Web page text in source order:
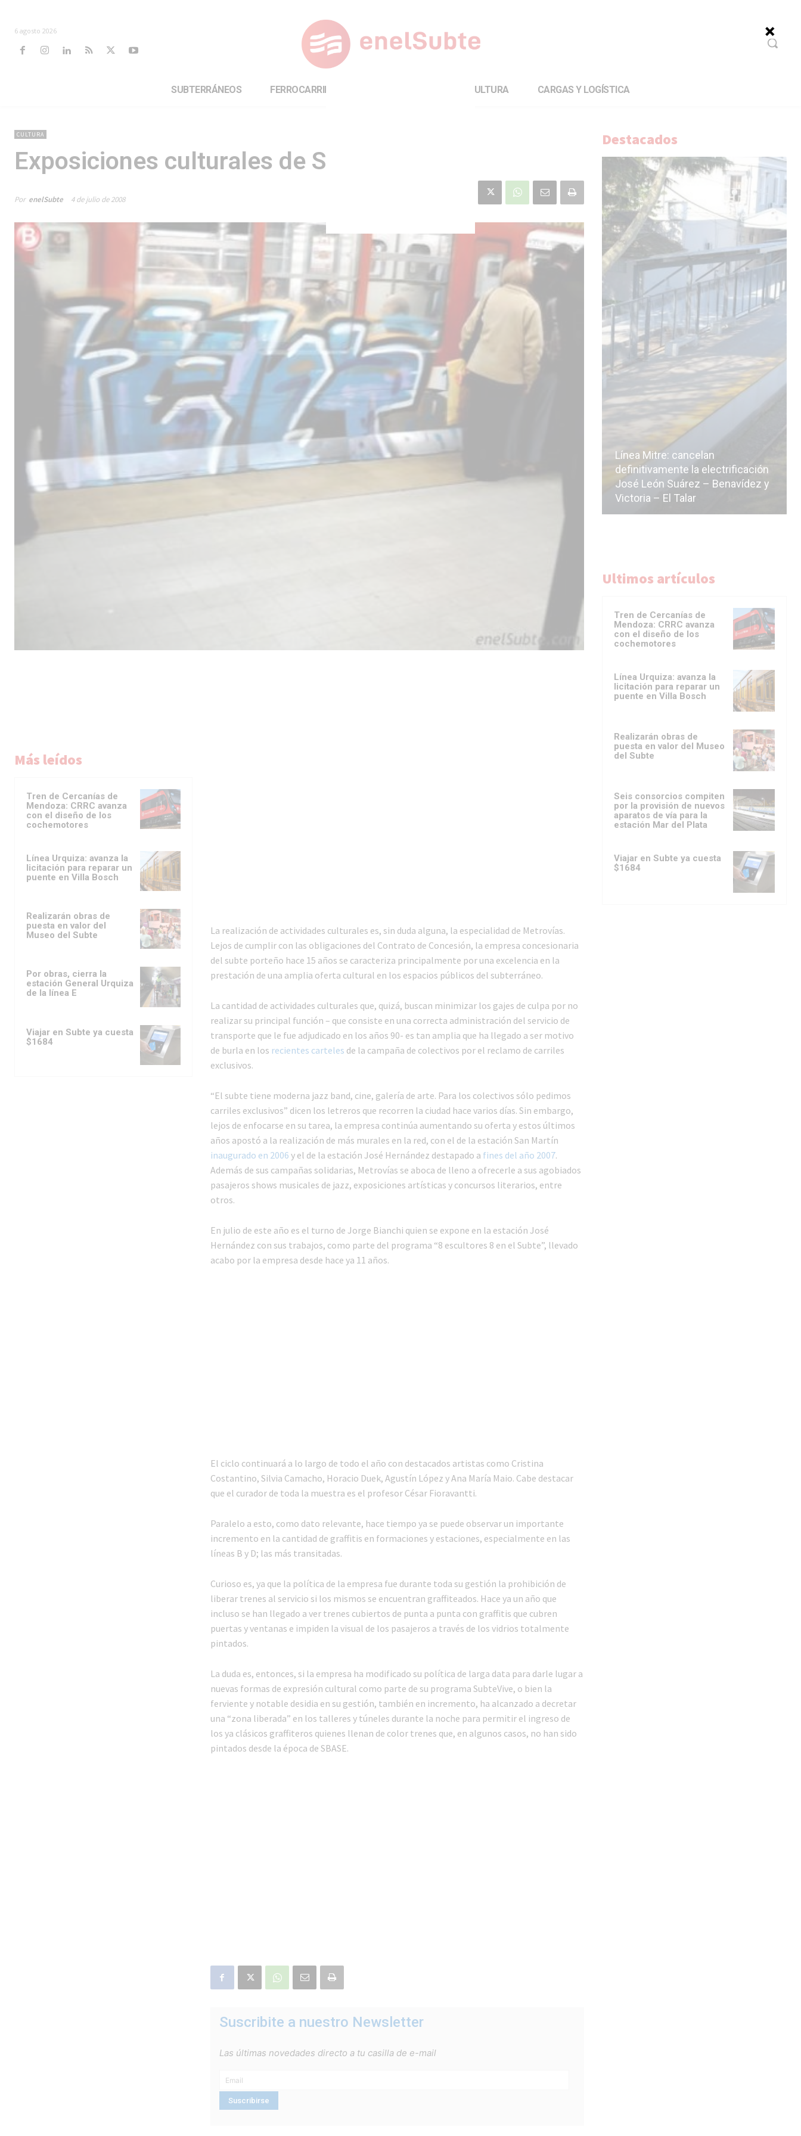
6 agosto 2026
SUBTERRÁNEOS FERROCARRILES CULTURA CARGAS Y LOGÍSTICA
CULTURA
Exposiciones culturales de SubteVive
Por enelSubte 4 de julio de 2008
Más leídos
Tren de Cercanías de
Mendoza: CRRC avanza
con el diseño de los
cochemotores
Línea Urquiza: avanza la
licitación para reparar un
puente en Villa Bosch
Realizarán obras de
puesta en valor del
Museo del Subte
Por obras, cierra la
estación General Urquiza
de la línea E
Viajar en Subte ya cuesta
$1684
La realización de actividades culturales es, sin duda alguna, la especialidad de Metrovías.
Lejos de cumplir con las obligaciones del Contrato de Concesión, la empresa concesionaria
del subte porteño hace 15 años se caracteriza principalmente por una excelencia en la
prestación de una amplia oferta cultural en los espacios públicos del subterráneo.
La cantidad de actividades culturales que, quizá, buscan minimizar los gajes de culpa por no
realizar su principal función – que consiste en una correcta administración del servicio de
transporte que le fue adjudicado en los años 90- es tan amplia que ha llegado a ser motivo
de burla en los recientes carteles de la campaña de colectivos por el reclamo de carriles
exclusivos.
“El subte tiene moderna jazz band, cine, galería de arte. Para los colectivos sólo pedimos
carriles exclusivos” dicen los letreros que recorren la ciudad hace varios días. Sin embargo,
lejos de enfocarse en su tarea, la empresa continúa aumentando su oferta y estos últimos
años apostó a la realización de más murales en la red, con el de la estación San Martín
inaugurado en 2006 y el de la estación José Hernández destapado a fines del año 2007.
Además de sus campañas solidarias, Metrovías se aboca de lleno a ofrecerle a sus agobiados
pasajeros shows musicales de jazz, exposiciones artísticas y concursos literarios, entre
otros.
En julio de este año es el turno de Jorge Bianchi quien se expone en la estación José
Hernández con sus trabajos, como parte del programa “8 escultores 8 en el Subte”, llevado
acabo por la empresa desde hace ya 11 años.
El ciclo continuará a lo largo de todo el año con destacados artistas como Cristina
Costantino, Silvia Camacho, Horacio Duek, Agustín López y Ana María Maio. Cabe destacar
que el curador de toda la muestra es el profesor César Fioravantti.
Paralelo a esto, como dato relevante, hace tiempo ya se puede observar un importante
incremento en la cantidad de graffitis en formaciones y estaciones, especialmente en las
líneas B y D; las más transitadas.
Curioso es, ya que la política de la empresa fue durante toda su gestión la prohibición de
liberar trenes al servicio si los mismos se encuentran graffiteados. Hace ya un año que
incluso se han llegado a ver trenes cubiertos de punta a punta con graffitis que cubren
puertas y ventanas e impiden la visual de los pasajeros a través de los vidrios totalmente
pintados.
La duda es, entonces, si la empresa ha modificado su política de larga data para darle lugar a
nuevas formas de expresión cultural como parte de su programa SubteVive, o bien la
ferviente y notable desidia en su gestión, también en incremento, ha alcanzado a decretar
una “zona liberada” en los talleres y túneles durante la noche para permitir el ingreso de
los ya clásicos graffiteros quienes llenan de color trenes que, en algunos casos, no han sido
pintados desde la época de SBASE.
Suscribite a nuestro Newsletter
Las últimas novedades directo a tu casilla de e-mail
Destacados
Malestar en el sector privado por
de baja la construcción de la
Línea Mitre: cancelan
definitivamente la electrificación
José León Suárez – Benavídez y
Victoria – El Talar
Ultimos artículos
Tren de Cercanías de
Mendoza: CRRC avanza
con el diseño de los
cochemotores
Línea Urquiza: avanza la
licitación para reparar un
puente en Villa Bosch
Realizarán obras de
puesta en valor del Museo
del Subte
Seis consorcios compiten
por la provisión de nuevos
aparatos de vía para la
estación Mar del Plata
Viajar en Subte ya cuesta
$1684